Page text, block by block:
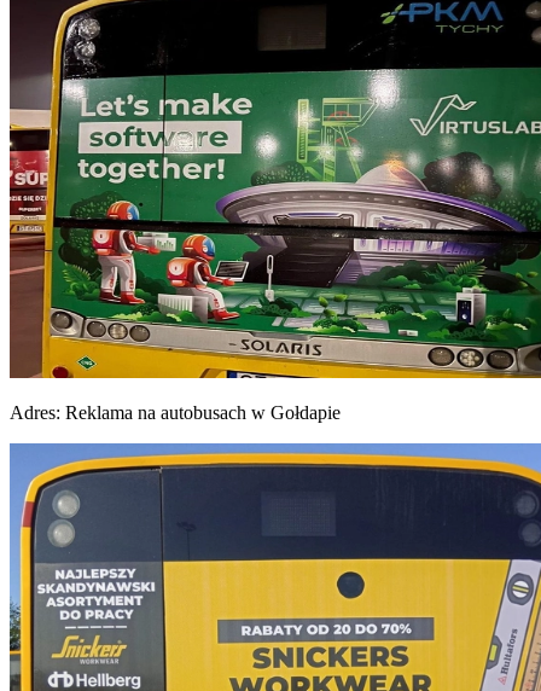
Adres: Reklama na autobusach w Gołdapie